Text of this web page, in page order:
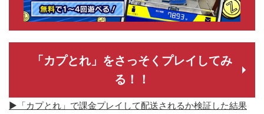
「カプとれ」をさっそくプレイしてみ
る！！
▶「カプとれ」で課金プレイして配送されるか検証した結果